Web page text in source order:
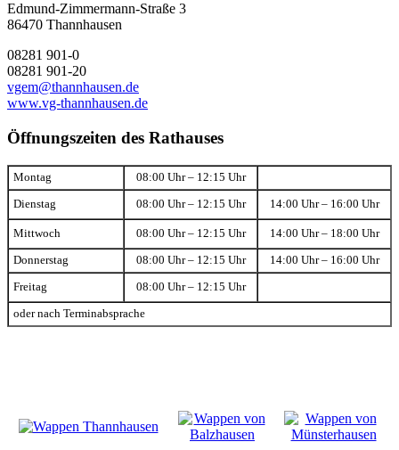
Edmund-Zimmermann-Straße 3
86470 Thannhausen
08281 901-0
08281 901-20
vgem@thannhausen.de
www.vg-thannhausen.de
Öffnungszeiten des Rathauses
Montag 08:00 Uhr – 12:15 Uhr
Dienstag 08:00 Uhr – 12:15 Uhr 14:00 Uhr – 16:00 Uhr
Mittwoch 08:00 Uhr – 12:15 Uhr 14:00 Uhr – 18:00 Uhr
Donnerstag 08:00 Uhr – 12:15 Uhr 14:00 Uhr – 16:00 Uhr
Freitag 08:00 Uhr – 12:15 Uhr
oder nach Terminabsprache